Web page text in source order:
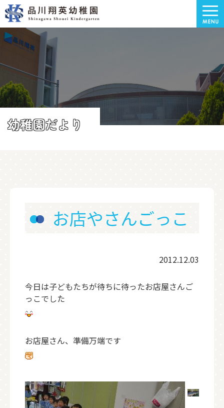
幼稚園だより
お店やさんごっこ
2012.12.03
今日は子どもたちが待ちに待ったお店屋さんご
っこでした
お店屋さん、準備万端です